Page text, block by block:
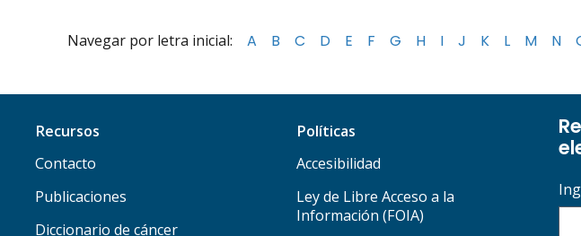
Navegar por letra inicial: A B C D E F G H I J K L M N
Recursos
Contacto
Publicaciones
Diccionario de cáncer
Políticas
Accesibilidad
Ley de Libre Acceso a la
Información (FOIA)